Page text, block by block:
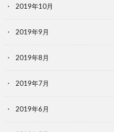
2019年10月
2019年9月
2019年8月
2019年7月
2019年6月